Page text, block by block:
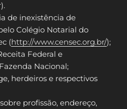
de inexistência de
Colégio Notarial do
(http://www.censec.org.br/);
Federal e
Nacional;
herdeiros e respectivos
profissão, endereço,